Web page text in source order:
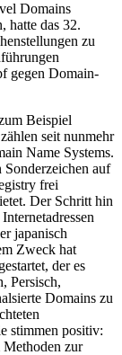
Domains
hatte das 32.
zu
gegen Domain-
Beispiel
seit nunmehr
Name Systems.
Sonderzeichen auf
frei
Der Schritt hin
japanisch
Zweck hat
der es
Persisch,
Domains zu
stimmen positiv:
zur